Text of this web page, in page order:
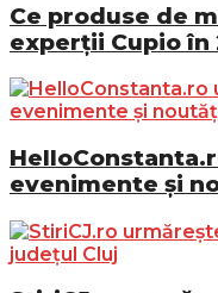
Ce produse de
experții Cupio în
evenimente și